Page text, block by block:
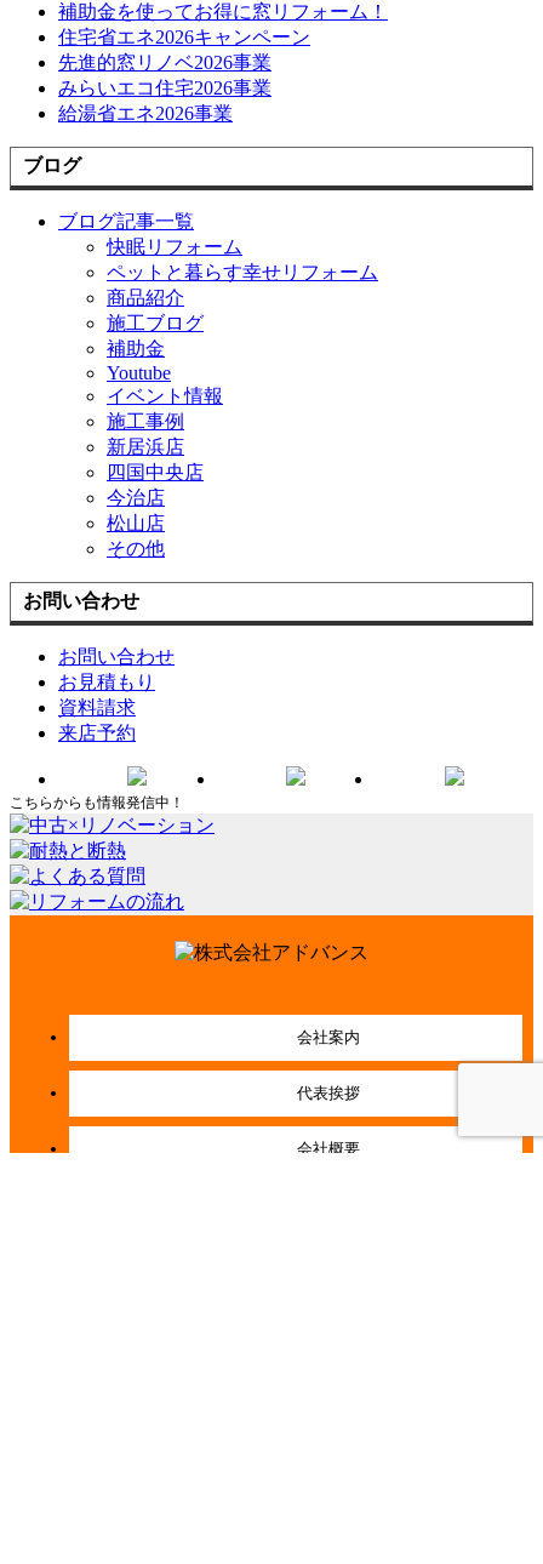
補助金を使ってお得に窓リフォーム！
住宅省エネ2026キャンペーン
先進的窓リノベ2026事業
みらいエコ住宅2026事業
給湯省エネ2026事業
ブログ
ブログ記事一覧
快眠リフォーム
ペットと暮らす幸せリフォーム
商品紹介
施工ブログ
補助金
Youtube
イベント情報
施工事例
新居浜店
四国中央店
今治店
松山店
その他
お問い合わせ
お問い合わせ
お見積もり
資料請求
来店予約
こちらからも情報発信中！
会社案内
代表挨拶
会社概要